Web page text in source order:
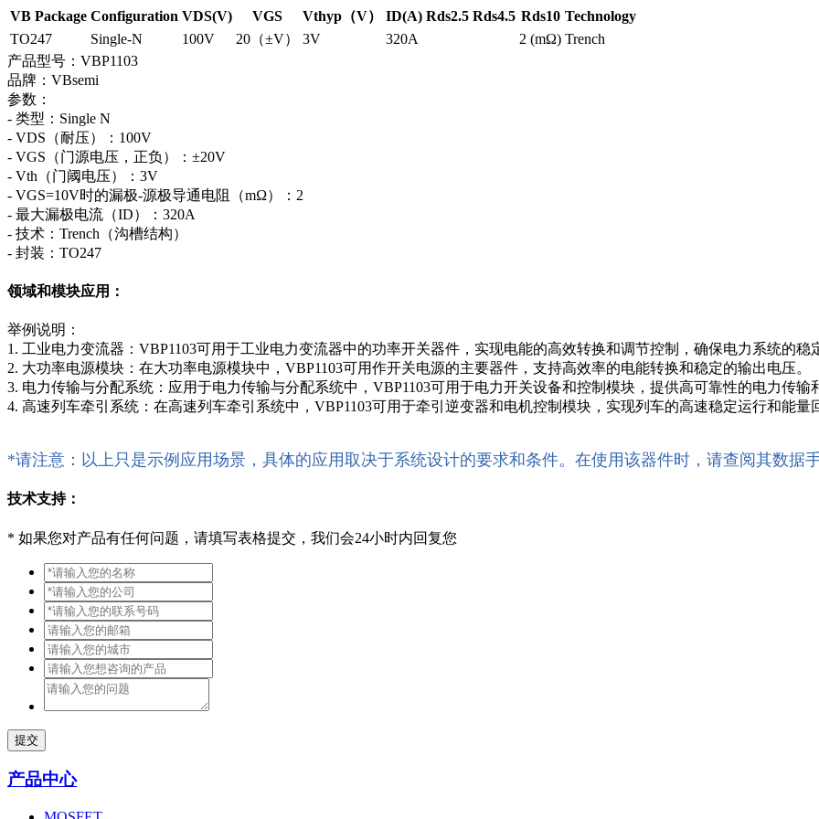
VB Package Configuration VDS(V) VGS Vthyp（V） ID(A) Rds2.5 Rds4.5 Rds10 Technology
TO247
Single-N 100V 20（±V） 3V 320A 2 (mΩ) Trench
产品型号：VBP1103
品牌：VBsemi
参数：
- 类型：Single N
- VDS（耐压）：100V
- VGS（门源电压，正负）：±20V
- Vth（门阈电压）：3V
- VGS=10V时的漏极-源极导通电阻（mΩ）：2
- 最大漏极电流（ID）：320A
- 技术：Trench（沟槽结构）
- 封装：TO247
领域和模块应用：
举例说明：
1. 工业电力变流器：VBP1103可用于工业电力变流器中的功率开关器件，实现电能的高效转换和调节控制，确保电力系统的稳
2. 大功率电源模块：在大功率电源模块中，VBP1103可用作开关电源的主要器件，支持高效率的电能转换和稳定的输出电压。
3. 电力传输与分配系统：应用于电力传输与分配系统中，VBP1103可用于电力开关设备和控制模块，提供高可靠性的电力传输
4. 高速列车牵引系统：在高速列车牵引系统中，VBP1103可用于牵引逆变器和电机控制模块，实现列车的高速稳定运行和能量
*请注意：以上只是示例应用场景，具体的应用取决于系统设计的要求和条件。在使用该器件时，请查阅其数据
技术支持：
* 如果您对产品有任何问题，请填写表格提交，我们会24小时内回复您
提交
产品中心